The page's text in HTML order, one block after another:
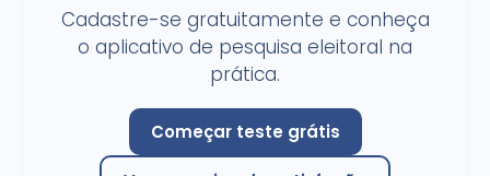
Cadastre-se gratuitamente e conheça
o aplicativo de pesquisa eleitoral na
prática.
Começar teste grátis